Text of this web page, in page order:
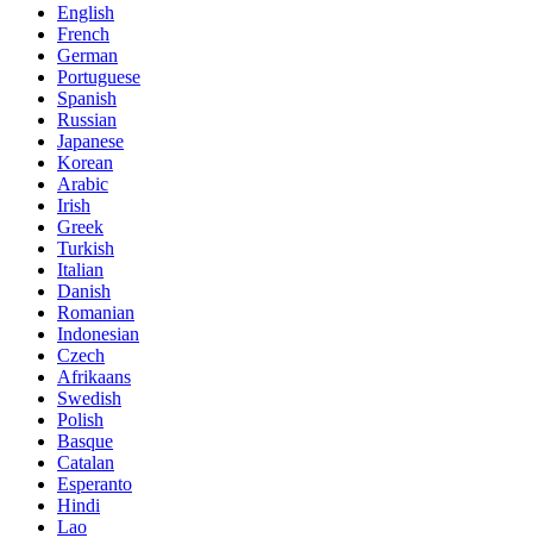
English
French
German
Portuguese
Spanish
Russian
Japanese
Korean
Arabic
Irish
Greek
Turkish
Italian
Danish
Romanian
Indonesian
Czech
Afrikaans
Swedish
Polish
Basque
Catalan
Esperanto
Hindi
Lao